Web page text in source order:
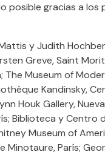
posible gracias a
y Judith
Greve, Saint
The Museum of
Kandinsky,
Houk Gallery,
Biblioteca y
Museum of
Minotaure, París;